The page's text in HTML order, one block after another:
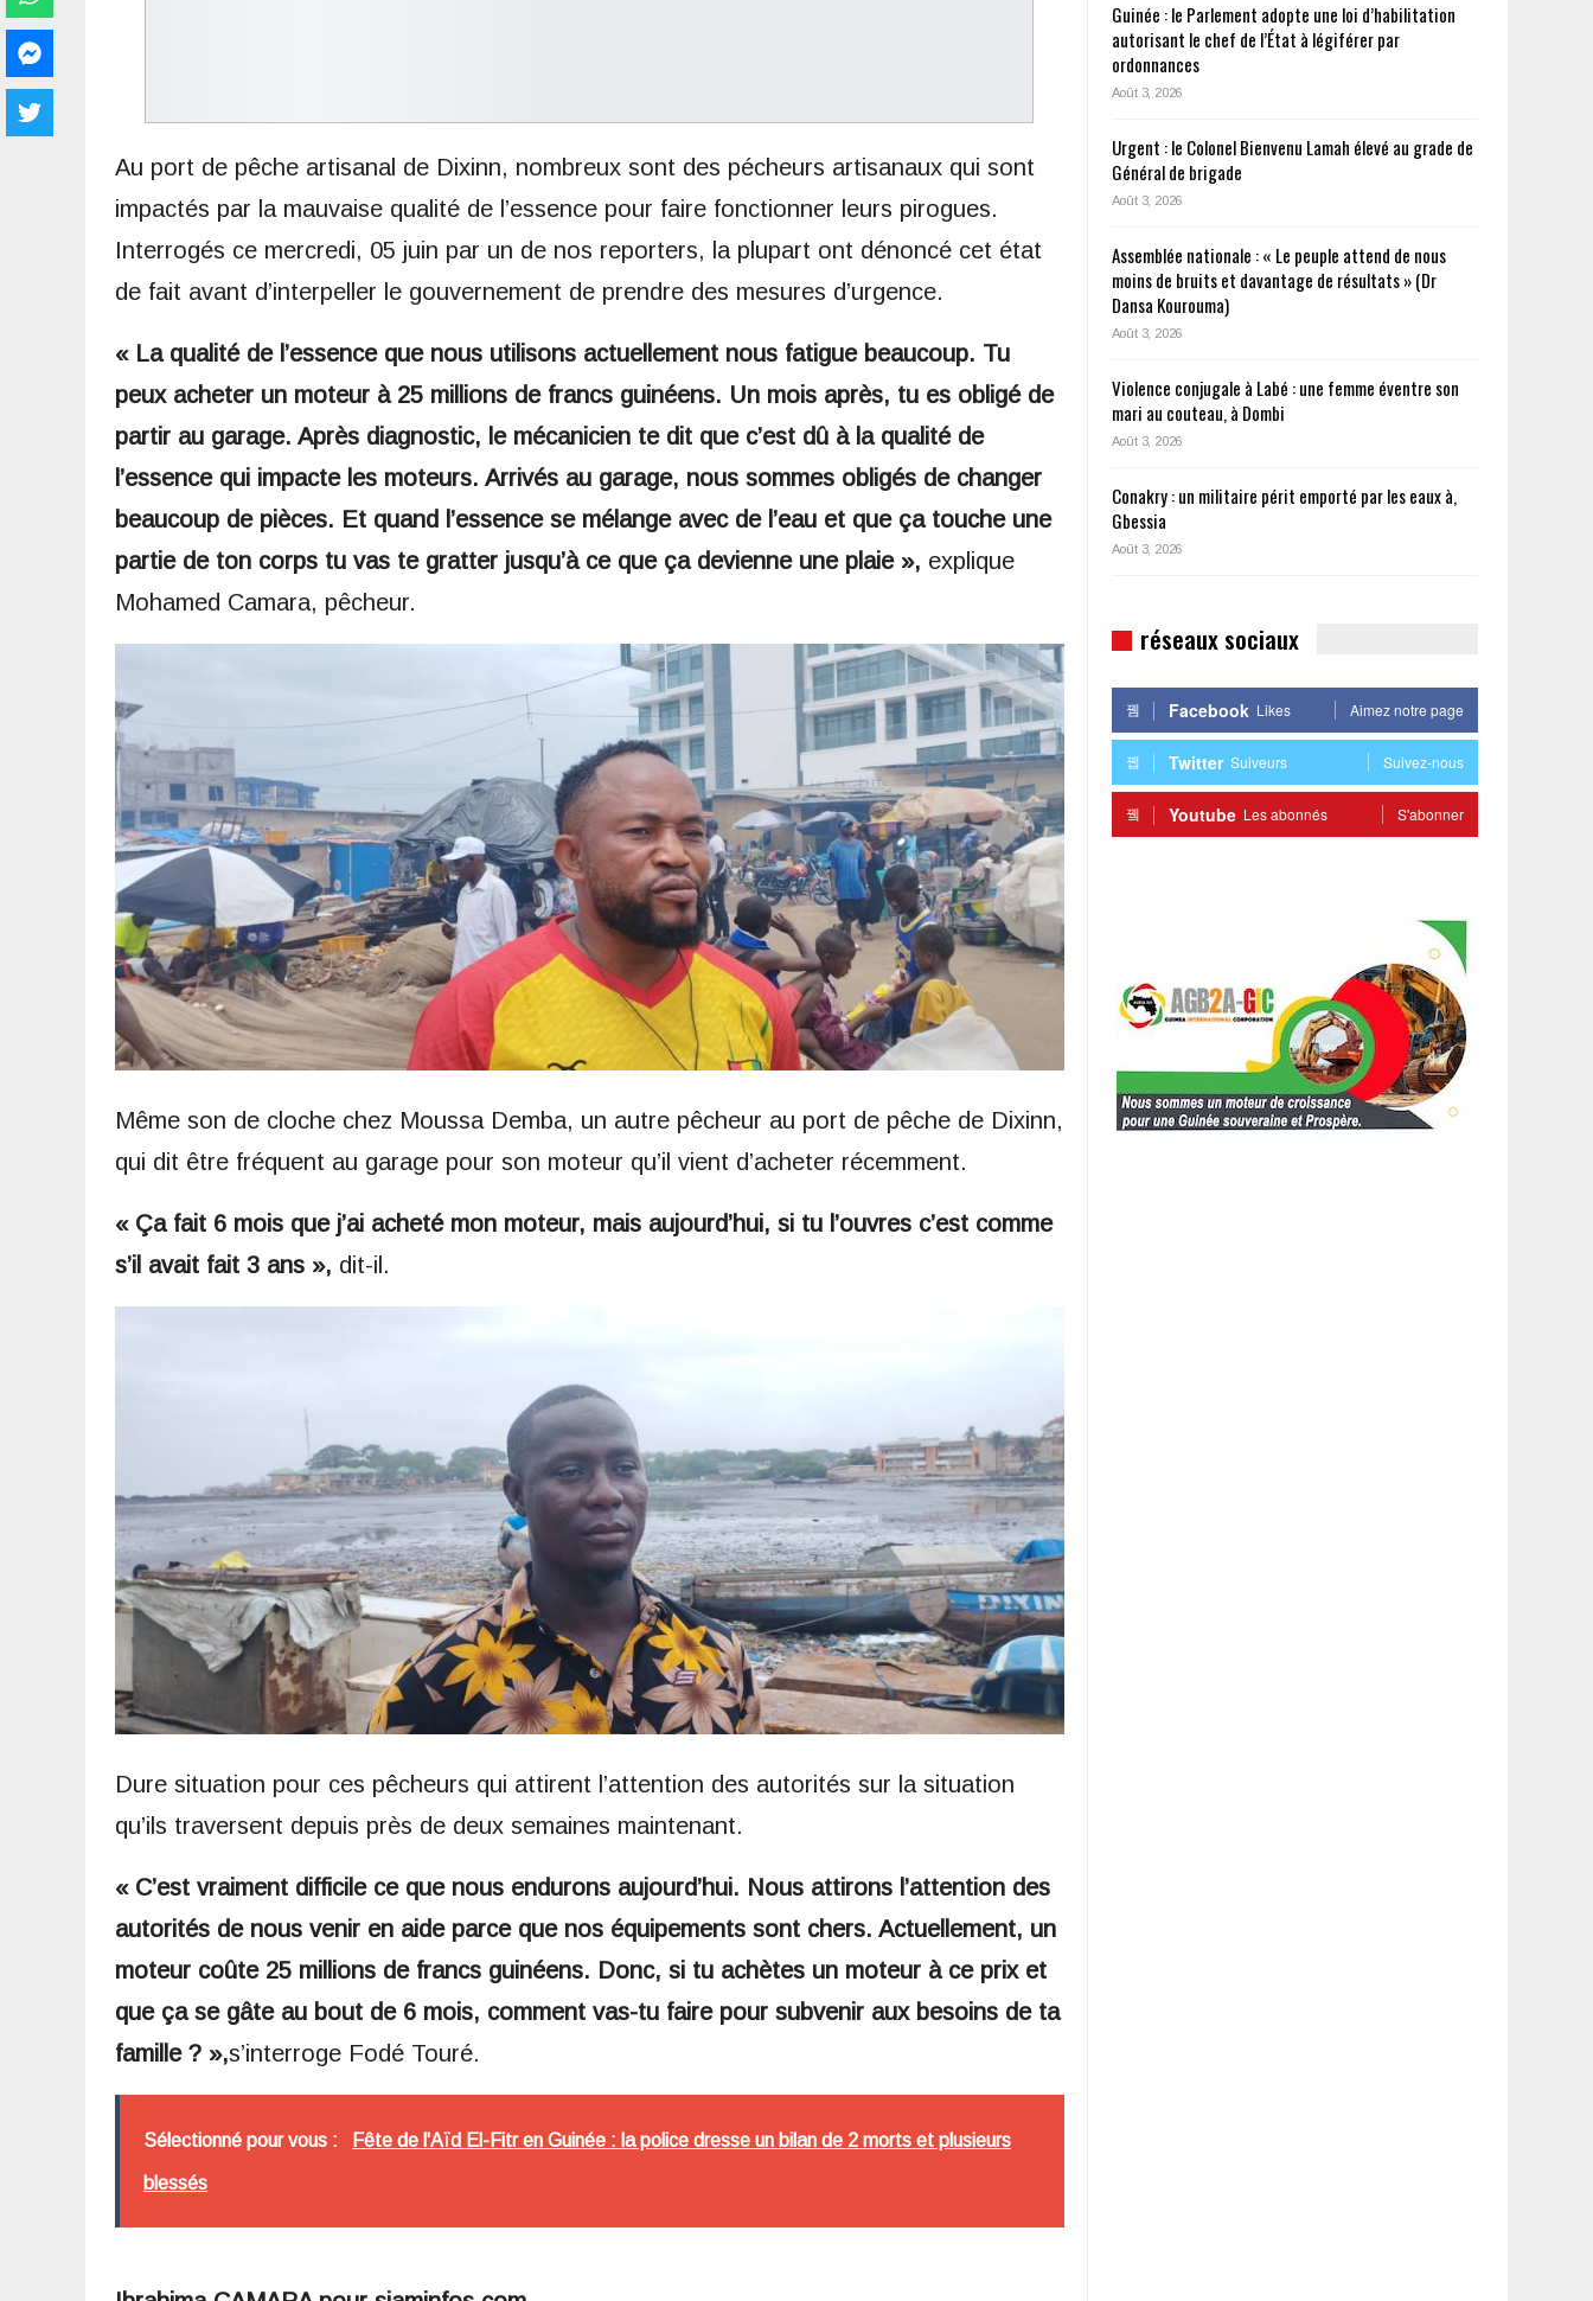
Au port de pêche artisanal de Dixinn, nombreux sont des pécheurs artisanaux qui sont
impactés par la mauvaise qualité de l’essence pour faire fonctionner leurs pirogues.
Interrogés ce mercredi, 05 juin par un de nos reporters, la plupart ont dénoncé cet état
de fait avant d’interpeller le gouvernement de prendre des mesures d’urgence.
« La qualité de l’essence que nous utilisons actuellement nous fatigue beaucoup. Tu
peux acheter un moteur à 25 millions de francs guinéens. Un mois après, tu es obligé de
partir au garage. Après diagnostic, le mécanicien te dit que c’est dû à la qualité de
l’essence qui impacte les moteurs. Arrivés au garage, nous sommes obligés de changer
beaucoup de pièces. Et quand l’essence se mélange avec de l’eau et que ça touche une
partie de ton corps tu vas te gratter jusqu’à ce que ça devienne une plaie », explique
Mohamed Camara, pêcheur.
Même son de cloche chez Moussa Demba, un autre pêcheur au port de pêche de Dixinn,
qui dit être fréquent au garage pour son moteur qu’il vient d’acheter récemment.
« Ça fait 6 mois que j’ai acheté mon moteur, mais aujourd’hui, si tu l’ouvres c’est comme
s’il avait fait 3 ans », dit-il.
Dure situation pour ces pêcheurs qui attirent l’attention des autorités sur la situation
qu’ils traversent depuis près de deux semaines maintenant.
« C’est vraiment difficile ce que nous endurons aujourd’hui. Nous attirons l’attention des
autorités de nous venir en aide parce que nos équipements sont chers. Actuellement, un
moteur coûte 25 millions de francs guinéens. Donc, si tu achètes un moteur à ce prix et
que ça se gâte au bout de 6 mois, comment vas-tu faire pour subvenir aux besoins de ta
famille ? »,s’interroge Fodé Touré.
Sélectionné pour vous : Fête de l'Aïd El-Fitr en Guinée : la police dresse un bilan de 2 morts et plusieurs
blessés
Guinée : le Parlement adopte une loi d’habilitation
autorisant le chef de l’État à légiférer par
ordonnances
Août 3, 2026
Urgent : le Colonel Bienvenu Lamah élevé au grade de
Général de brigade
Août 3, 2026
Assemblée nationale : « Le peuple attend de nous
moins de bruits et davantage de résultats » (Dr
Dansa Kourouma)
Août 3, 2026
Violence conjugale à Labé : une femme éventre son
mari au couteau, à Dombi
Août 3, 2026
Conakry : un militaire périt emporté par les eaux à,
Gbessia
Août 3, 2026
réseaux sociaux
Facebook Likes Aimez notre page
Twitter Suiveurs Suivez-nous
Youtube Les abonnés S'abonner